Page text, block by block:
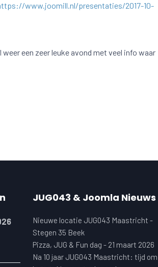
www.joomill.nl/presentaties/2017-10-
een zeer leuke avond met veel info waar
JUG043 & Joomla Nieuws
Nieuwe locatie JUG043 Maastricht -
Stegen 35 Beek
Pizza, JUG & Fun dag - 21 maart 2026
Na 10 jaar JUG043 Maastricht: tijd om